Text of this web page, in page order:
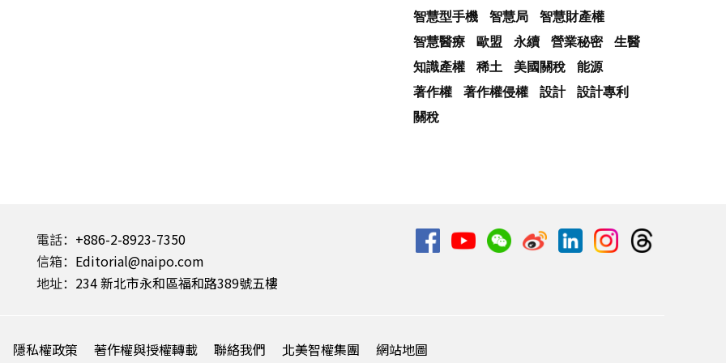
智慧型手機 智慧局
智慧財產權
智慧醫療
歐盟 永續 營業秘密
生醫
知識產權
稀土 美國關稅
能源
著作權
著作權侵權 設計
設計專利
關稅
電話： +886-2-8923-7350
信箱： Editorial@naipo.com
地址： 234 新北市永和區福和路389號五樓
隱私權政策 著作權與授權轉載 聯絡我們 北美智權集團 網站地圖